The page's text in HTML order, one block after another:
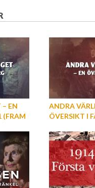
– EN
(FRAM
ANDRA
ÖVERSIKT I
SLUT)